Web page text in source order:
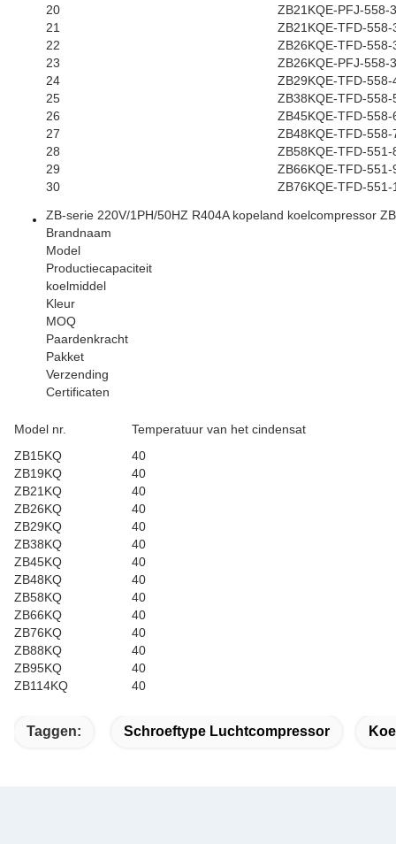
20
ZB21KQE-PFJ-558-
21
ZB21KQE-TFD-558-
22
ZB26KQE-TFD-558-
23
ZB26KQE-PFJ-558-
24
ZB29KQE-TFD-558-
25
ZB38KQE-TFD-558-
26
ZB45KQE-TFD-558-
27
ZB48KQE-TFD-558-
28
ZB58KQE-TFD-551-
29
ZB66KQE-TFD-551-
30
ZB76KQE-TFD-551-
ZB-serie 220V/1PH/50HZ R404A kopeland koelcompressor
Brandnaam
Model
Productiecapaciteit
koelmiddel
Kleur
MOQ
Paardenkracht
Pakket
Verzending
Certificaten
Model nr.
Temperatuur van het cindensat
ZB15KQ
40
ZB19KQ
40
ZB21KQ
40
ZB26KQ
40
ZB29KQ
40
ZB38KQ
40
ZB45KQ
40
ZB48KQ
40
ZB58KQ
40
ZB66KQ
40
ZB76KQ
40
ZB88KQ
40
ZB95KQ
40
ZB114KQ
40
Taggen: Schroeftype Luchtcompressor